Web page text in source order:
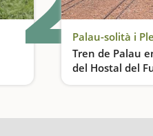
Una actividad ideal para hacer con niños cerca de Barcelona
Palau-solità i
Tren de Palau
del Hostal del
¡Viajamos en